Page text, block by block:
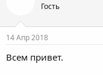
е
м
ы
Гость
14 Апр 2018
Всем привет.